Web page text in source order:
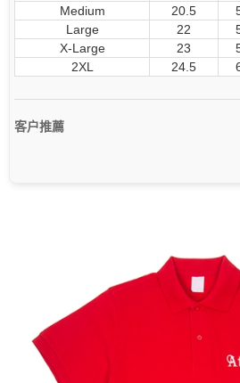
Medium
20.5
Large
22
X-Large
23
2XL
24.5
客户推薦